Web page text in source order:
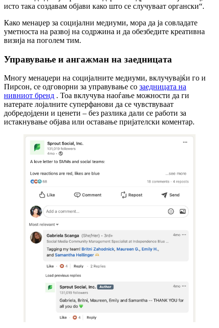
исто така создавам објави како што се случуваат органски“.
Како менаџер за социјални медиуми, мора да ја совладате
уметноста на развој на содржина и да обезбедите креативна
визија на поголем тим.
Управување и ангажман на заедницата
Многу менаџери на социјалните медиуми, вклучувајќи го и
Пирсон, се одговорни за управување со заедницата на
нивниот бренд . Тоа вклучува наоѓање можности да ги
натерате лојалните суперфанови да се чувствуваат
добредојдени и ценети – без разлика дали се работи за
истакнување објава или оставање пријателски коментар.